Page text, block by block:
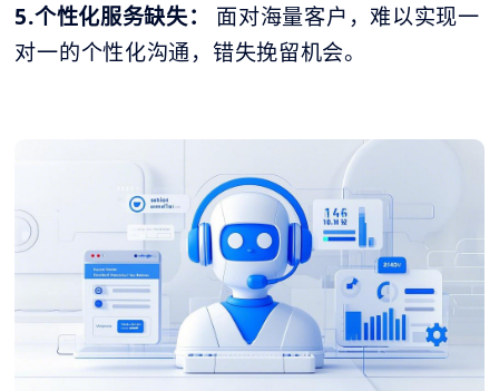
5.个性化服务缺失：
面对海量客户，难以实现一
对一的个性化沟通，错失挽留机会。